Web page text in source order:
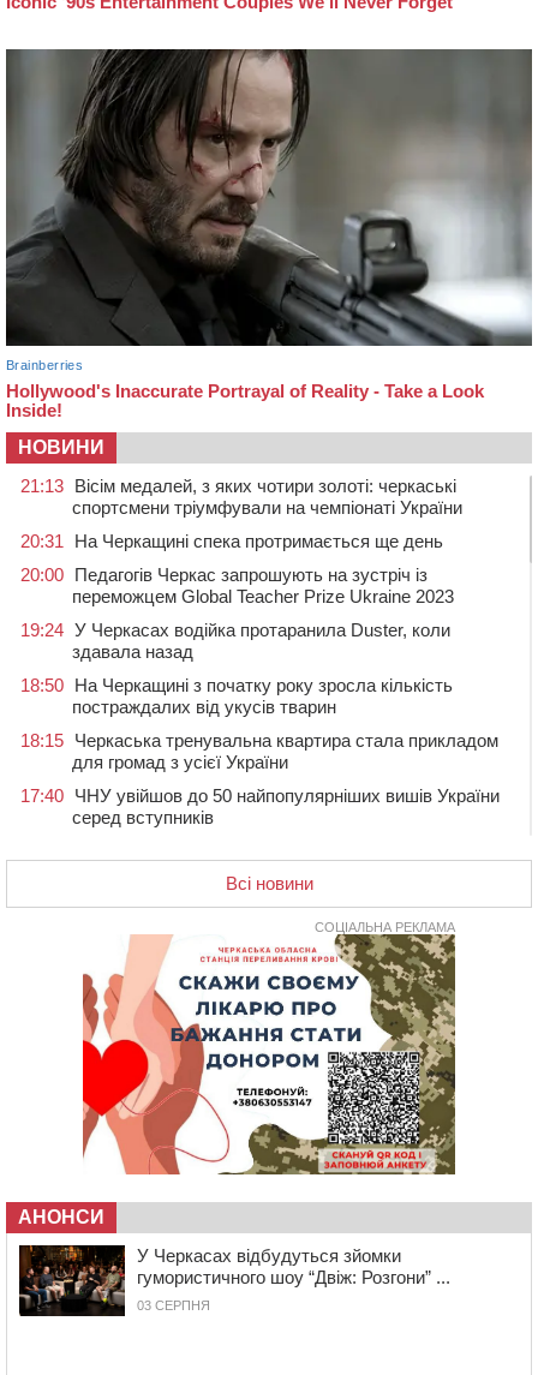
НОВИНИ
21:13 Вісім медалей, з яких чотири золоті: черкаські
спортсмени тріумфували на чемпіонаті України
20:31
На Черкащині спека протримається ще день
20:00 Педагогів Черкас запрошують на зустріч із
переможцем Global Teacher Prize Ukraine 2023
19:24 У Черкасах водійка протаранила Duster, коли
здавала назад
18:50 На Черкащині з початку року зросла кількість
постраждалих від укусів тварин
18:15 Черкаська тренувальна квартира стала прикладом
для громад з усієї України
17:40 ЧНУ увійшов до 50 найпопулярніших вишів України
серед вступників
контейнерний майданчик
16:32
Без розтину грудної клітки: у Черкасах 75-річній
пацієнтці замінили аортальний клапан
У Черкаському онкоцентрі встановили сонячну
електростанцію за понад пів мільйона гривень
У Київській області прощаються з полеглим на
фронті жителем Монастирищини
У Черкасах містяни через нову скляну зупинку і
вирізані дерева потерпають від спеки: Бондаренко
обіцяє масштабне озеленення
Провокував конфлікт і зачинився в автівці: у ТЦК
чоловіка у Тальному
13:55
У Тальному працівники ТЦК вибили вікно і
витягли з автівки чоловіка (ВІДЕО)
13:27 На Звенигородщині чоловік до смерті побив 82-
Всі новини
СОЦІАЛЬНА РЕКЛАМА
АНОНСИ
У Черкасах відбудуться зйомки
гумористичного шоу “Двіж: Розгони” ...
03 СЕРПНЯ